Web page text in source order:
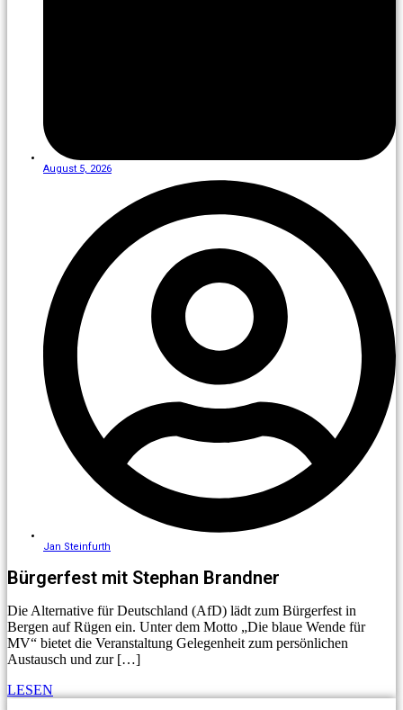
August 5, 2026
Jan Steinfurth
Bürgerfest mit Stephan Brandner
Die Alternative für Deutschland (AfD) lädt zum Bürgerfest in
Bergen auf Rügen ein. Unter dem Motto „Die blaue Wende für
MV“ bietet die Veranstaltung Gelegenheit zum persönlichen
Austausch und zur […]
LESEN